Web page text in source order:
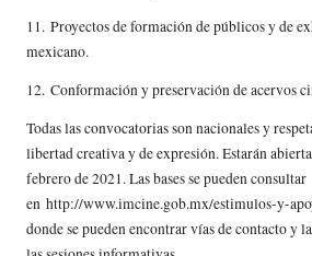
11. Proyectos de formación de públicos y de
mexicano.
12. Conformación y preservación de acervos
Todas las convocatorias son nacionales y
libertad creativa y de expresión. Estarán
febrero de 2021. Las bases se pueden consultar
en http://www.imcine.gob.mx/estimulos-y-
donde se pueden encontrar vías de contacto y